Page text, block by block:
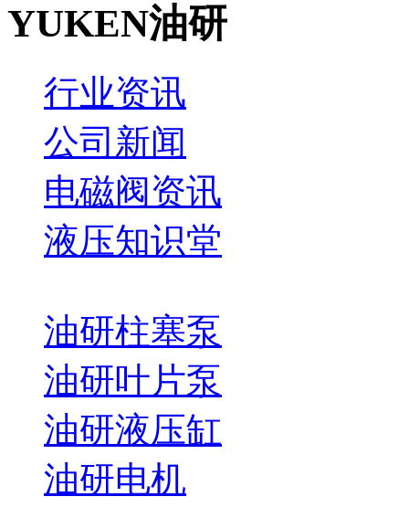
YUKEN油研
行业资讯
公司新闻
电磁阀资讯
液压知识堂
油研柱塞泵
油研叶片泵
油研液压缸
油研电机